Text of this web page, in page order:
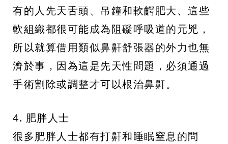
有的人先天舌頭、吊鐘和軟齶肥大、這些
軟組織都很可能成為阻礙呼吸道的元兇，
所以就算借用類似鼻鼾舒張器的外力也無
濟於事，因為這是先天性問題，必須通過
手術割除或調整才可以根治鼻鼾。
4. 肥胖人士
很多肥胖人士都有打鼾和睡眠窒息的問